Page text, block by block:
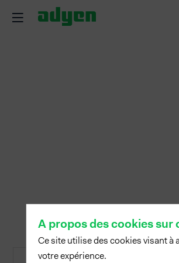
A propos des cookies sur
Ce site utilise des cookies visant à
votre expérience.